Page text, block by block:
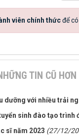
viên chính thứcđể
TIN CŨ HƠN
dưỡng với nhiều trải
sinh đào tạo trình
sĩ năm 2023 (27/12/